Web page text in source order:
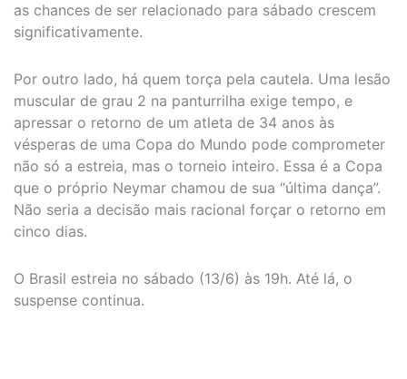
as chances de ser relacionado para sábado crescem
significativamente.
Por outro lado, há quem torça pela cautela. Uma lesão
muscular de grau 2 na panturrilha exige tempo, e
apressar o retorno de um atleta de 34 anos às
vésperas de uma Copa do Mundo pode comprometer
não só a estreia, mas o torneio inteiro. Essa é a Copa
que o próprio Neymar chamou de sua “última dança”.
Não seria a decisão mais racional forçar o retorno em
cinco dias.
O Brasil estreia no sábado (13/6) às 19h. Até lá, o
suspense continua.